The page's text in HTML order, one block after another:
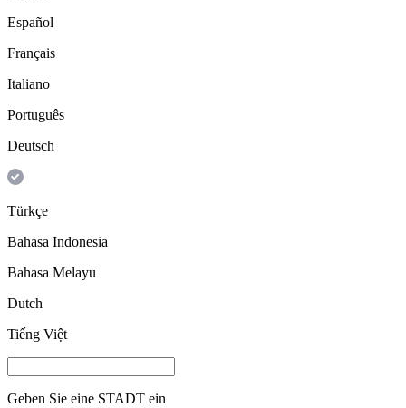
Español
Français
Italiano
Português
Deutsch
Türkçe
Bahasa Indonesia
Bahasa Melayu
Dutch
Tiếng Việt
Geben Sie eine STADT ein